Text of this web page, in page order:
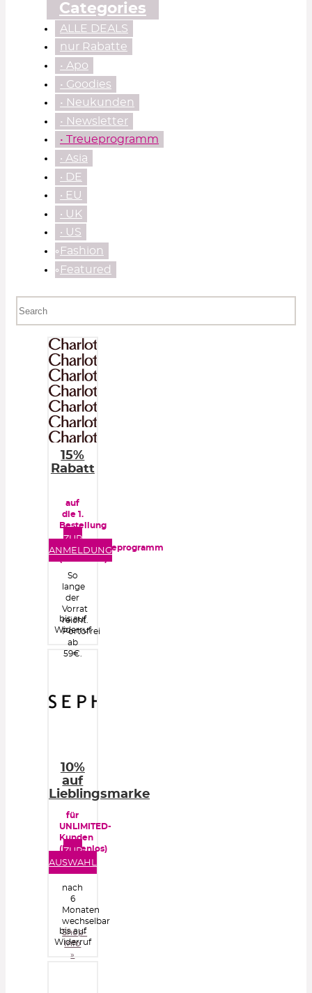
Categories
ALLE DEALS
nur Rabatte
• Apo
• Goodies
• Neukunden
• Newsletter
• Treueprogramm
‧ Asia
‧ DE
‧ EU
‧ UK
‧ US
⃘Fashion
⃘Featured
15%
Rabatt
auf
die 1.
Bestellung
im
Kundentreueprogramm
ZUR
ANMELDUNG
So
lange
der
Vorrat
reicht.
Portofrei
ab
59€.
bis auf
Widerruf
10%
auf
Lieblingsmarke
für
UNLIMITED-
Kunden
(kostenlos)
ZUR
AUSWAHL
nach
6
Monaten
wechselbar
Shop-
Info
»
bis auf
Widerruf